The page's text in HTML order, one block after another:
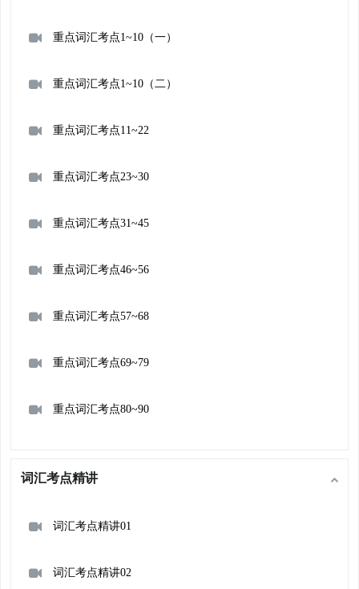
重点词汇考点1~10（一）
重点词汇考点1~10（二）
重点词汇考点11~22
重点词汇考点23~30
重点词汇考点31~45
重点词汇考点46~56
重点词汇考点57~68
重点词汇考点69~79
重点词汇考点80~90
词汇考点精讲
词汇考点精讲01
词汇考点精讲02